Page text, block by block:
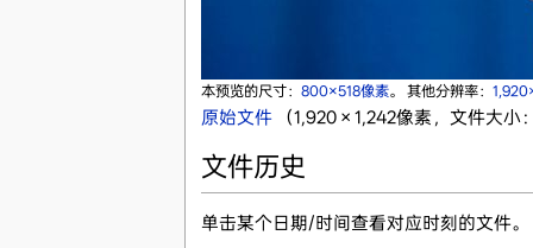
本预览的尺寸： 800×518像素。 其他分辨率：
原始文件‎ （1,920 × 1,242像素，文件大
文件历史
单击某个日期/时间查看对应时刻的文件。